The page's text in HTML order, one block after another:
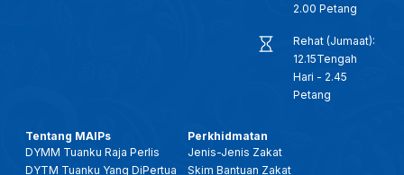
2.00 Petang
Rehat (Jumaat):
12.15Tengah
Hari - 2.45
Petang
Tentang MAIPs
DYMM Tuanku Raja Perlis
DYTM Tuanku Yang DiPertua
Perkhidmatan
Jenis-Jenis Zakat
Skim Bantuan Zakat